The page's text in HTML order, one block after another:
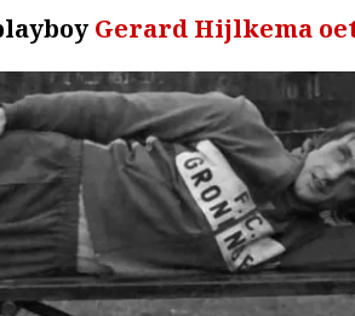
Gerard Hijlkema